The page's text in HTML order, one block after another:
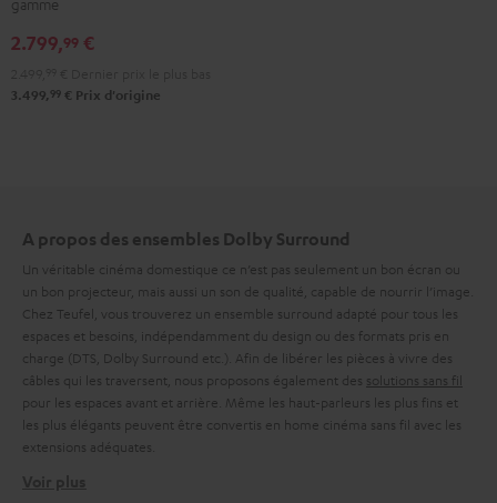
DENON
X3800H
5.1"
gamme
2.799,99 €
3.499, 99 € Prix d'origine
A propos des ensembles Dolby Surround
Un véritable cinéma domestique ce n’est pas seulement un bon écran ou
un bon projecteur, mais aussi un son de qualité, capable de nourrir l’image.
Chez Teufel, vous trouverez un ensemble surround adapté pour tous les
espaces et besoins, indépendamment du design ou des formats pris en
charge (DTS, Dolby Surround etc.). Afin de libérer les pièces à vivre des
câbles qui les traversent, nous proposons également des solutions sans fil
pour les espaces avant et arrière. Même les haut-parleurs les plus fins et
les plus élégants peuvent être convertis en home cinéma sans fil avec les
extensions adéquates.